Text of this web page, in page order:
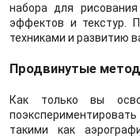
набора для
эффектов и текстур.
техниками и развитию
Продвинутые
Как только вы
такими как